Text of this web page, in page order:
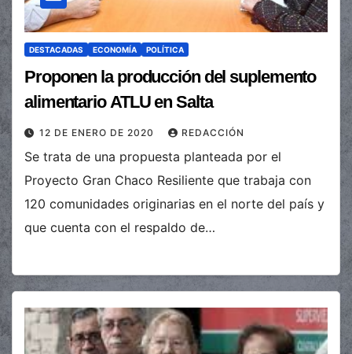
DESTACADAS ECONOMÍA POLÍTICA
Proponen la producción del suplemento
alimentario ATLU en Salta
12 DE ENERO DE 2020 REDACCIÓN
Se trata de una propuesta planteada por el
Proyecto Gran Chaco Resiliente que trabaja con
120 comunidades originarias en el norte del país y
que cuenta con el respaldo de…